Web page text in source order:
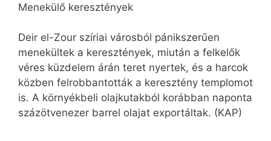
Menekülő keresztények
Deir el-Zour szíriai városból pánikszerűen
menekültek a keresztények, miután a felkelők
véres küzdelem árán teret nyertek, és a harcok
közben felrobbantották a keresztény templomot
is. A környékbeli olajkutakból korábban naponta
százötvenezer barrel olajat exportáltak. (KAP)